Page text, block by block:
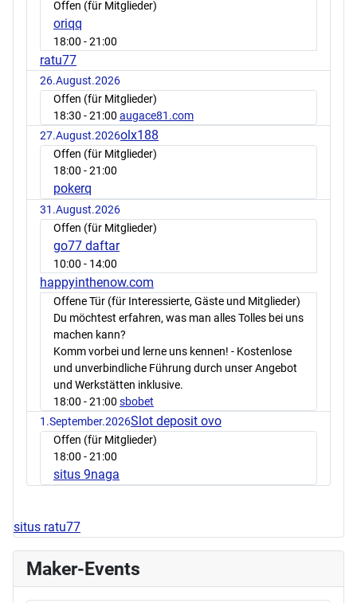
Offen (für Mitglieder)
oriqq
18:00 - 21:00
ratu77
26.August.2026
Offen (für Mitglieder)
18:30 - 21:00 augace81.com
27.August.2026olx188
Offen (für Mitglieder)
18:00 - 21:00
pokerq
31.August.2026
Offen (für Mitglieder)
go77 daftar
10:00 - 14:00
happyinthenow.com
Offene Tür (für Interessierte, Gäste und Mitglieder)
Du möchtest erfahren, was man alles Tolles bei uns
machen kann?
Komm vorbei und lerne uns kennen! - Kostenlose
und unverbindliche Führung durch unser Angebot
und Werkstätten inklusive.
18:00 - 21:00 sbobet
1.September.2026Slot deposit ovo
Offen (für Mitglieder)
18:00 - 21:00
situs 9naga
situs ratu77
Maker-Events